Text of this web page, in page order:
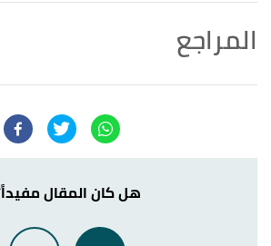
المراجع
↑
"Sepsis"
, Retrieved 12/9/2023. Edited.
دذر زس"SEPSIS AND THE ELDERLY"
,
endsepsis, Retrieved 12/9/2023. Edited.
هل كان المقال